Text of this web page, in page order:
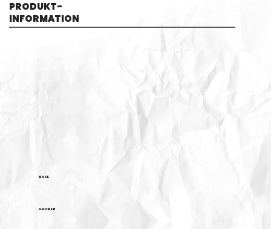
NASE
GAUMEN
PRODUKT-
INFORMATION